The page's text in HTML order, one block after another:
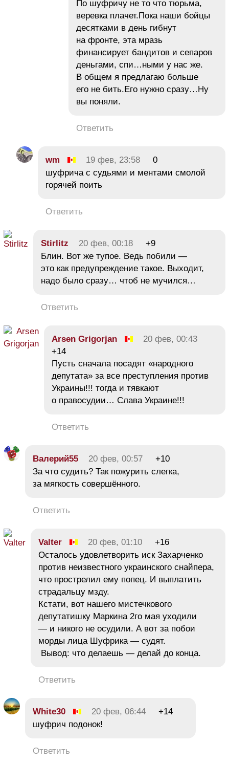
По шуфричу не то что тюрьма,
веревка плачет.Пока наши бойцы
десятками в день гибнут
на фронте, эта мразь
финансирует бандитов и сепаров
деньгами, спи…ными у нас же.
В общем я предлагаю больше
его не бить.Его нужно сразу…Ну
вы поняли.
Ответить
wm 19 фев, 23:58
0
шуфрича с судьями и ментами смолой
горячей поить
Ответить
Stirlitz 20 фев, 00:18
+9
Блин. Вот же тупое. Ведь побили —
это как предупреждение такое. Выходит,
надо было сразу… чтоб не мучился…
Ответить
Arsen Grigorjan
20 фев, 00:43
+14
Пусть сначала посадят «народного
депутата» за все преступления против
Украины!!! тогда и тявкают
о правосудии… Слава Украине!!!
Ответить
Валерий55 20 фев, 00:57
+10
За что судить? Так пожурить слегка,
за мягкость совершённого.
Ответить
Valter 20 фев, 01:10
+16
Осталось удовлетворить иск Захарченко
против неизвестного украинского снайпера,
что прострелил ему попец. И выплатить
страдальцу мзду.
Кстати, вот нашего мистечкового
депутатишку Маркина 2го мая уходили
— и никого не осудили. А вот за побои
морды лица Шуфрика — судят.
Вывод: что делаешь — делай до конца.
Ответить
White30 20 фев, 06:44
+14
шуфрич подонок!
Ответить